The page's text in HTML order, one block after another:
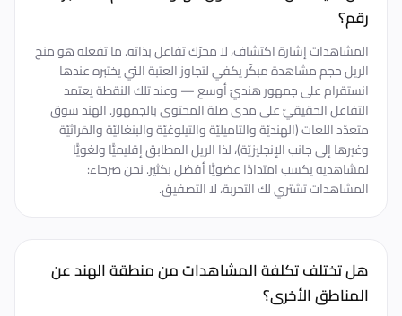
رقم؟
المشاهدات إشارة اكتشاف، لا محرّك تفاعل بذاته. ما تفعله هو منح
الريل حجم مشاهدة مبكّر يكفي لتجاوز العتبة التي يختبره عندها
انستقرام على جمهور هنديّ أوسع — وعند تلك النقطة يعتمد
التفاعل الحقيقيّ على مدى صلة المحتوى بالجمهور. الهند سوق
متعدّد اللغات (الهنديّة والتاميليّة والتيلوغيّة والبنغاليّة والمَراثيّة
وغيرها إلى جانب الإنجليزيّة)، لذا الريل المطابق إقليميًّا ولغويًّا
لمشاهديه يكسب امتدادًا عضويًّا أفضل بكثير. نحن صرحاء:
المشاهدات تشتري لك التجربة، لا التصفيق.
هل تختلف تكلفة المشاهدات من منطقة الهند عن
المناطق الأخرى؟